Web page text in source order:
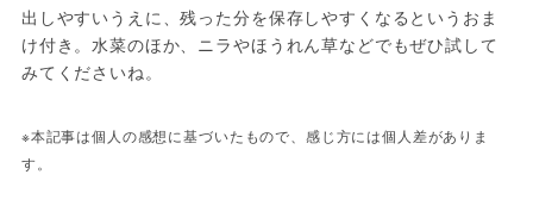
出しやすいうえに、残った分を保存しやすくなるというおま
け付き。水菜のほか、ニラやほうれん草などでもぜひ試して
みてくださいね。
※本記事は個人の感想に基づいたもので、感じ方には個人差がありま
す。